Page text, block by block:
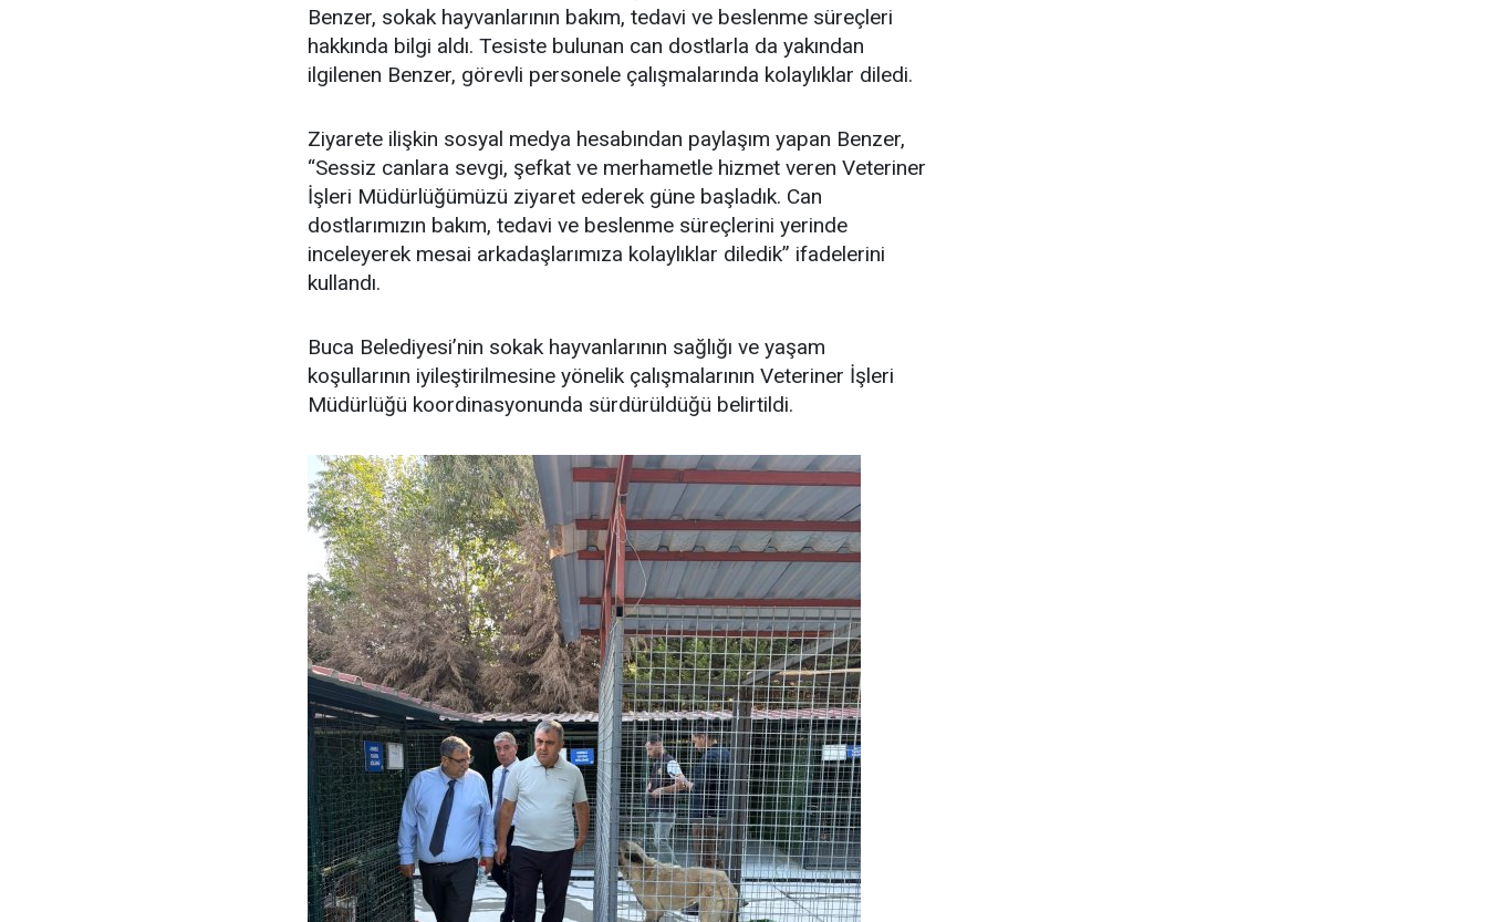
Benzer, sokak hayvanlarının bakım, tedavi ve beslenme süreçleri
hakkında bilgi aldı. Tesiste bulunan can dostlarla da yakından
ilgilenen Benzer, görevli personele çalışmalarında kolaylıklar diledi.
Ziyarete ilişkin sosyal medya hesabından paylaşım yapan Benzer,
“Sessiz canlara sevgi, şefkat ve merhametle hizmet veren Veteriner
İşleri Müdürlüğümüzü ziyaret ederek güne başladık. Can
dostlarımızın bakım, tedavi ve beslenme süreçlerini yerinde
inceleyerek mesai arkadaşlarımıza kolaylıklar diledik” ifadelerini
kullandı.
Buca Belediyesi’nin sokak hayvanlarının sağlığı ve yaşam
koşullarının iyileştirilmesine yönelik çalışmalarının Veteriner İşleri
Müdürlüğü koordinasyonunda sürdürüldüğü belirtildi.